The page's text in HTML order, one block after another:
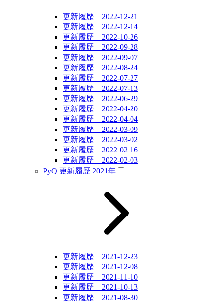
更新履歴 2022-12-21
更新履歴 2022-12-14
更新履歴 2022-10-26
更新履歴 2022-09-28
更新履歴 2022-09-07
更新履歴 2022-08-24
更新履歴 2022-07-27
更新履歴 2022-07-13
更新履歴 2022-06-29
更新履歴 2022-04-20
更新履歴 2022-04-04
更新履歴 2022-03-09
更新履歴 2022-03-02
更新履歴 2022-02-16
更新履歴 2022-02-03
PyQ 更新履歴 2021年
更新履歴 2021-12-23
更新履歴 2021-12-08
更新履歴 2021-11-10
更新履歴 2021-10-13
更新履歴 2021-08-30